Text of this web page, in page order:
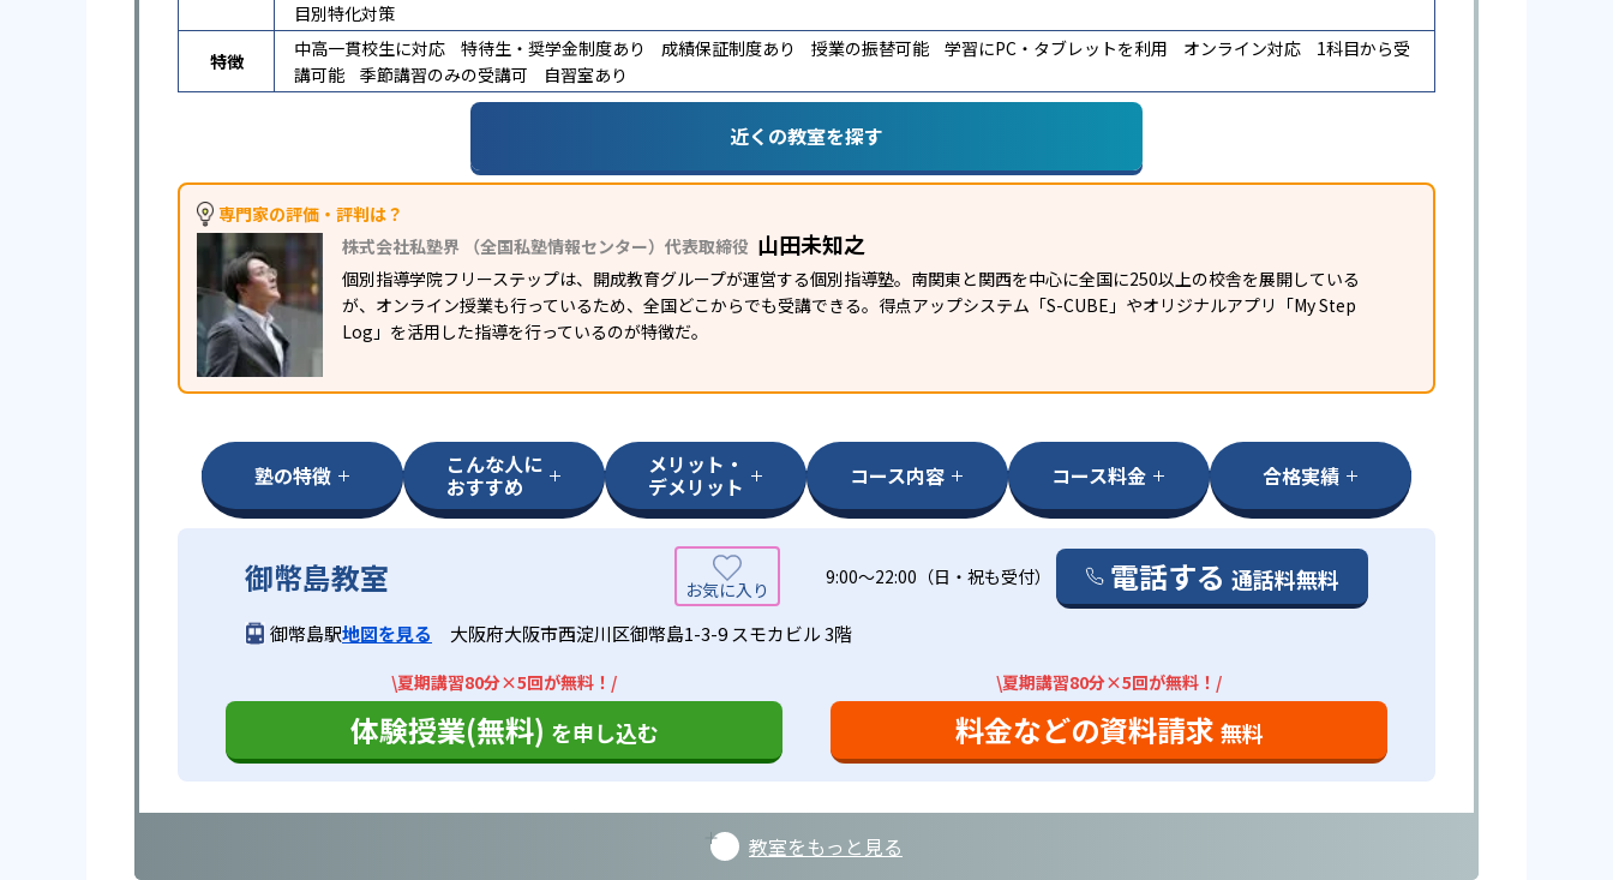
目別特化対策
特徴
中高一貫校生に対応 特待生・奨学金制度あり 成績保証制度あり 授業の振替可能 学習にPC・タブレットを利用 オンライン対応
1科目から受
講可能
季節講習のみの受講可 自習室あり
近くの教室を探す
専門家の評価・評判は？
株式会社私塾界 （全国私塾情報センター）代表取締役 山田未知之
個別指導学院フリーステップは、開成教育グループが運営する個別指導塾。南関東と関西を中心に全国に250以上の校舎を展開している
が、オンライン授業も行っているため、全国どこからでも受講できる。得点アップシステム「S-CUBE」やオリジナルアプリ「My Step
Log」を活用した指導を行っているのが特徴だ。
塾の特徴 こんな人に
おすすめ
メリット・
デメリット コース内容 コース料金 合格実績
御幣島教室 9:00～22:00（日・祝も受付） 電話する 通話料無料
御幣島駅地図を見る 大阪府大阪市西淀川区御幣島1-3-9 スモカビル 3階
\夏期講習80分×5回が無料！/
体験授業(無料) を申し込む
\夏期講習80分×5回が無料！/
料金などの資料請求 無料
教室をもっと見る